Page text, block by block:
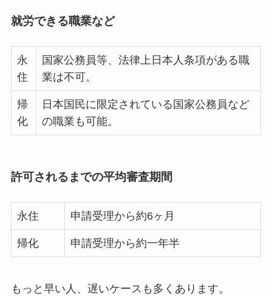
就労できる職業など
永
住
国家公務員等、法律上日本人条項がある職
業は不可。
帰
化
日本国民に限定されている国家公務員など
の職業も可能。
許可されるまでの平均審査期間
永住 申請受理から約6ヶ月
帰化 申請受理から約一年半
もっと早い人、遅いケースも多くあります。